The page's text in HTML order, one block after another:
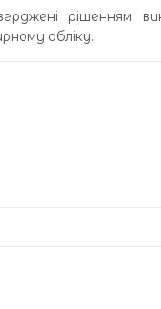
рішенням
обліку.